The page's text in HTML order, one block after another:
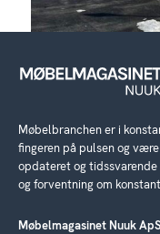
Møbelbranchen er i
fingeren på pulsen og
opdateret og
og forventning om
Møbelmagasinet Nuuk ApS